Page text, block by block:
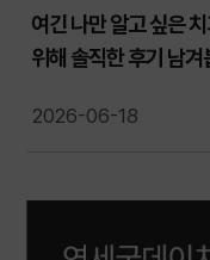
여긴 나만 알고 싶은
위해 솔직한 후기 남겨
2026-06-18